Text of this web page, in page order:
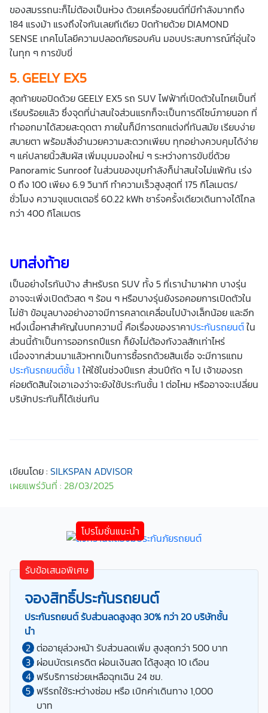
ของสมรรถนะก็ไม่ต้องเป็นห่วง ด้วยเครื่องยนต์ที่มีกำลังมากถึง
184 แรงม้า แรงถึงใจกันเลยทีเดียว ปิดท้ายด้วย DIAMOND
SENSE เทคโนโลยีความปลอดภัยรอบคัน มอบประสบการณ์ที่อุ่นใจ
ในทุก ๆ การขับขี่
5.GEELY EX5
สุดท้ายขอปิดด้วย GEELY EX5 รถ SUV ไฟฟ้าที่เปิดตัวในไทยเป็นที่
เรียบร้อยแล้ว ซึ่งจุดที่น่าสนใจส่วนแรกก็จะเป็นการดีไซน์ภายนอก ที่
ทำออกมาได้สวยสะดุดตา ภายในก็มีการตกแต่งที่ทันสมัย เรียบง่าย
สบายตา พร้อมสิ่งอำนวยความสะดวกเพียบ ทุกอย่างควบคุมได้ง่าย
ๆ แค่ปลายนิ้วสัมผัส เพิ่มมุมมองใหม่ ๆ ระหว่างการขับขี่ด้วย
Panoramic Sunroof ในส่วนของขุมกำลังก็น่าสนใจไม่แพ้กัน เร่ง
0 ถึง 100 เพียง 6.9 วินาที ทำความเร็วสูงสุดที่ 175 กิโลเมตร/
ชั่วโมง ความจุแบตเตอรี่ 60.22 kWh ชาร์จครั้งเดียวเดินทางได้ไกล
กว่า 400 กิโลเมตร
บทส่งท้าย
เป็นอย่างไรกันบ้าง สำหรับรถ SUV ทั้ง 5 ที่เรานำมาฝาก บางรุ่น
อาจจะเพิ่งเปิดตัวสด ๆ ร้อน ๆ หรือบางรุ่นยังรอคอยการเปิดตัวใน
ไม่ช้า ข้อมูลบางอย่างอาจมีการคลาดเคลื่อนไปบ้างเล็กน้อย และอีก
หนึ่งเนื้อหาสำคัญในบทความนี้ คือเรื่องของราคาประกันรถยนต์ใน
ส่วนนี้ถ้าเป็นการออกรถปีแรก ก็ยังไม่ต้องกังวลสักเท่าไหร่
เนื่องจากส่วนมาแล้วหากเป็นการซื้อรถด้วยสินเชื่อ จะมีการแถม
ประกันรถยนต์ชั้น 1 ให้ใช้ในช่วงปีแรก ส่วนปีถัด ๆ ไป เจ้าของรถ
ค่อยตัดสินใจเอาเองว่าจะยังใช้ประกันชั้น 1 ต่อไหม หรืออาจจะเปลี่ยน
บริษัทประกันก็ได้เช่นกัน
เขียนโดย : SILKSPAN ADVISOR
เผยแพร่วันที่ : 28/03/2025
รับข้อเสนอพิเศษ
จองสิทธิ์ประกันรถยนต์
ประกันรถยนต์ รับส่วนลดสูงสุด 30% กว่า 20 บริษัทชั้น
นำ
ต่ออายุล่วงหน้า รับส่วนลดเพิ่ม สูงสุดกว่า 500 บาท
ผ่อนบัตรเครดิต ผ่อนเงินสด ได้สูงสุด 10 เดือน
ฟรีบริการช่วยเหลือฉุกเฉิน 24 ชม.
ฟรีรถใช้ระหว่างซ่อม หรือ เบิกค่าเดินทาง 1,000
บาท